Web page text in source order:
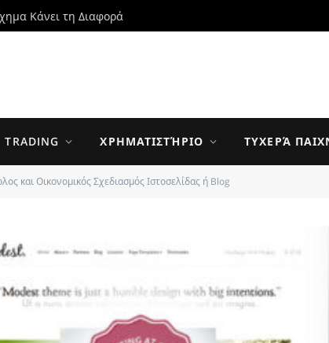
Κάνει τη Διαφορά
TRADING ΧΡΗΜΑΤΙΣΤΉΡΙΟ ΤΥΧΕΡΆ
και Οικονομικός Σχεδιασμός Ιστοσελίδας ή Blog